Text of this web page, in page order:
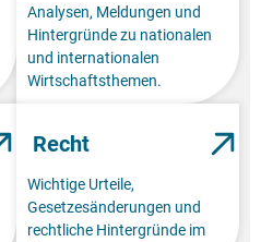
Analysen, Meldungen und
Hintergründe zu nationalen
und internationalen
Wirtschaftsthemen.
Recht
Wichtige Urteile,
Gesetzesänderungen und
rechtliche Hintergründe im